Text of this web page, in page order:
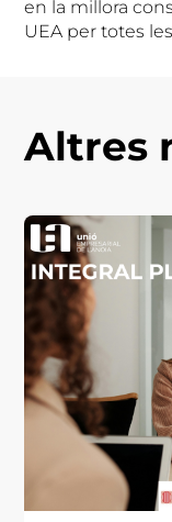
en la millora
UEA per totes
Altres